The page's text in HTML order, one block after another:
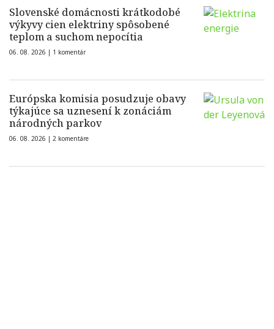
Slovenské domácnosti krátkodobé
výkyvy cien elektriny spôsobené
teplom a suchom nepocítia
06. 08. 2026 | 1 komentár
Európska komisia posudzuje obavy
týkajúce sa uznesení k zonáciám
národných parkov
06. 08. 2026 | 2 komentáre